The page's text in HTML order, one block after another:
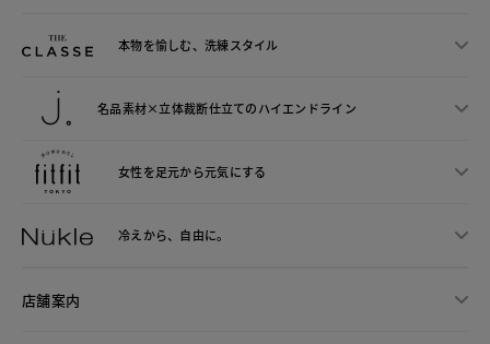
本物を愉しむ、洗練スタイル
名品素材×立体裁断仕立てのハイエンドライン
女性を足元から元気にする
冷えから、 自由に。
店舗案内